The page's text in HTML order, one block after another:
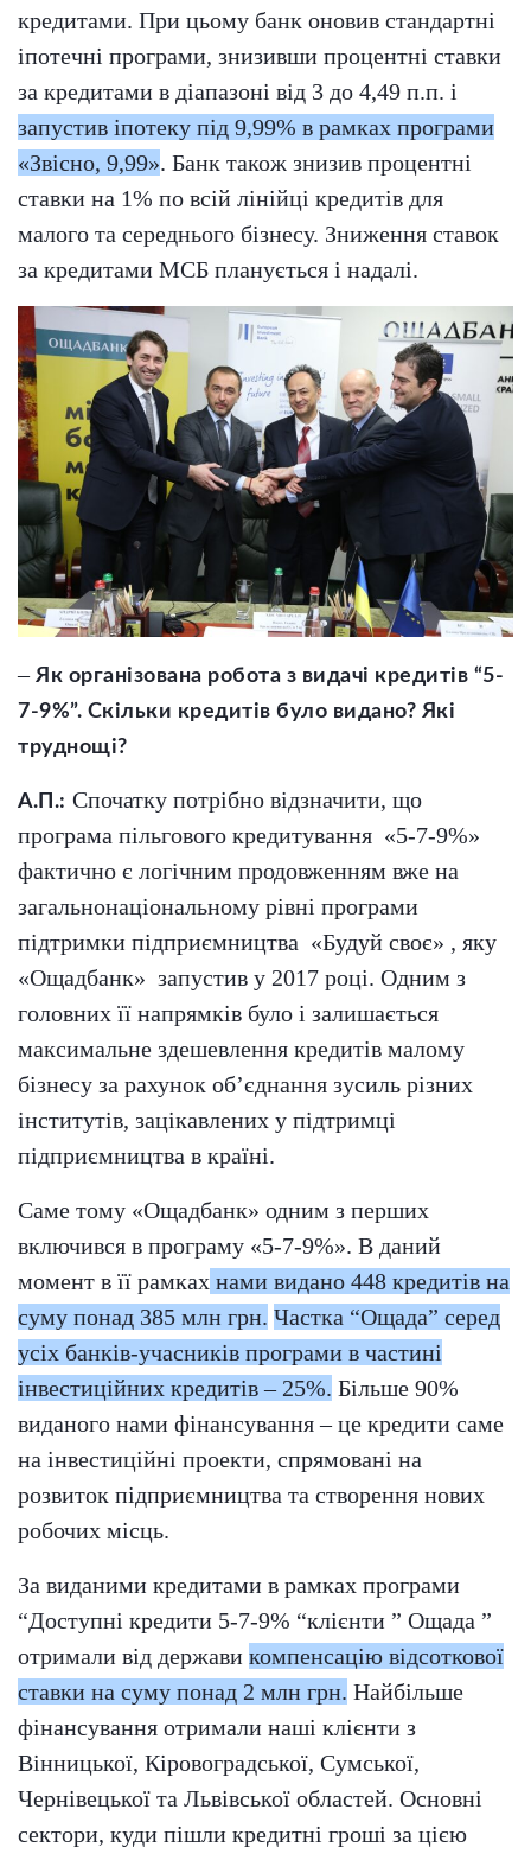
кредитами. При цьому банк оновив стандартні
іпотечні програми, знизивши процентні ставки
за кредитами в діапазоні від 3 до 4,49 п.п. і
запустив іпотеку під 9,99% в рамках програми
«Звісно, 9,99». Банк також знизив процентні
ставки на 1% по всій лінійці кредитів для
малого та середнього бізнесу. Зниження ставок
за кредитами МСБ планується і надалі.
– Як організована робота з видачі кредитів “5-
7-9%”. Скільки кредитів було видано? Які
труднощі?
А.П.: Спочатку потрібно відзначити, що
програма пільгового кредитування «5-7-9%»
фактично є логічним продовженням вже на
загальнонаціональному рівні програми
підтримки підприємництва «Будуй своє» , яку
«Ощадбанк» запустив у 2017 році. Одним з
головних її напрямків було і залишається
максимальне здешевлення кредитів малому
бізнесу за рахунок об’єднання зусиль різних
інститутів, зацікавлених у підтримці
підприємництва в країні.
Саме тому «Ощадбанк» одним з перших
включився в програму «5-7-9%». В даний
момент в її рамках нами видано 448 кредитів на
суму понад 385 млн грн. Частка “Ощада” серед
усіх банків-учасників програми в частині
інвестиційних кредитів – 25%. Більше 90%
виданого нами фінансування – це кредити саме
на інвестиційні проекти, спрямовані на
розвиток підприємництва та створення нових
робочих місць.
За виданими кредитами в рамках програми
“Доступні кредити 5-7-9% “клієнти ” Ощада ”
отримали від держави компенсацію відсоткової
ставки на суму понад 2 млн грн. Найбільше
фінансування отримали наші клієнти з
Вінницької, Кіровоградської, Сумської,
Чернівецької та Львівської областей. Основні
сектори, куди пішли кредитні гроші за цією